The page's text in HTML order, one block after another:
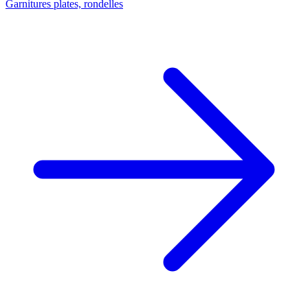
Garnitures plates, rondelles